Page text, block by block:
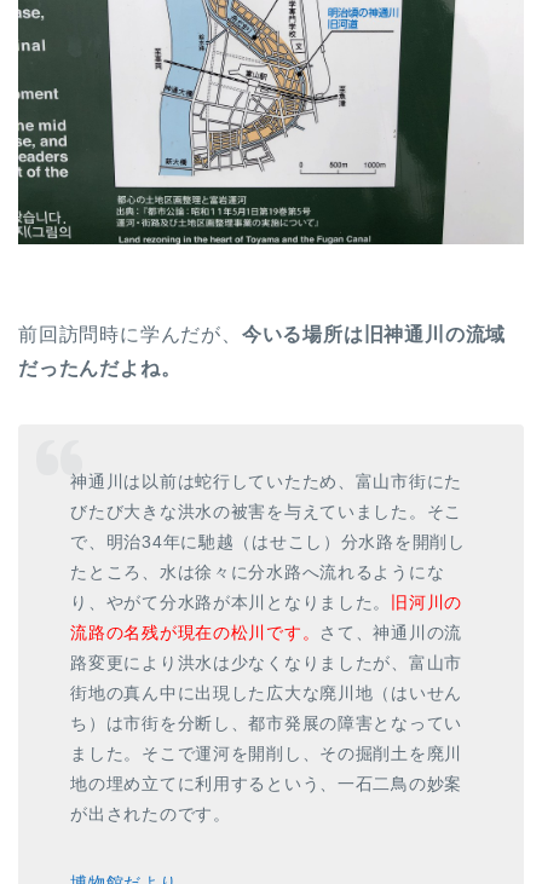
前回訪問時に学んだが、 今いる場所は旧神通川の流域
だったんだよね。
神通川は以前は蛇行していたため、富山市街にた
びたび大きな洪水の被害を与えていました。そこ
で、明治34年に馳越（はせこし）分水路を開削し
たところ、水は徐々に分水路へ流れるようにな
り、やがて分水路が本川となりました。
旧河川の
流路の名残が現在の松川です。
さて、神通川の流
路変更により洪水は少なくなりましたが、富山市
街地の真ん中に出現した広大な廃川地（はいせん
ち）は市街を分断し、都市発展の障害となってい
ました。そこで運河を開削し、その掘削土を廃川
地の埋め立てに利用するという、一石二鳥の妙案
が出されたのです。